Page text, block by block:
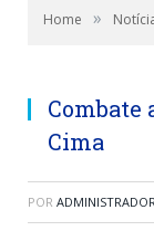
Home »
Combate
Cima
POR